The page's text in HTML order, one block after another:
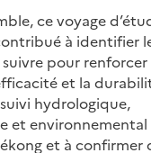
ce voyage
à identifier
pour renforcer
et la
hydrologique,
et environnemental
et à confirmer